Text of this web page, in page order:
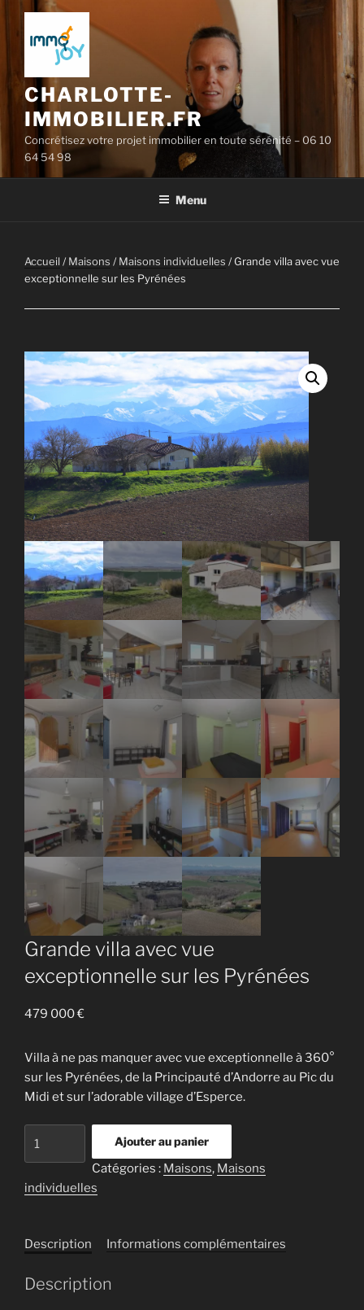
Aller
contenu
CHARLOTTE-
IMMOBILIER.FR
Concrétisez votre projet immobilier en toute sérénité – 06 10
64 54 98
Menu
Accueil /Maisons /Maisons individuelles / Grande villa avec vue
exceptionnelle sur les Pyrénées
Grande villa avec vue
exceptionnelle sur les Pyrénées
479 000€
Villa à ne pas manquer avec vue exceptionnelle à 360°
sur les Pyrénées, de la Principauté d’Andorre au Pic du
Midi et sur l’adorable village d’Esperce.
villa
exceptionnelle
les
Ajouter au panier
Catégories : Maisons, Maisons
individuelles
Description Informations complémentaires
Description